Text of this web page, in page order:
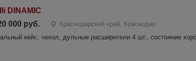
DINAMIC
000 руб.
Краснодарский край, Краснодар
кейс, чехол, дульные расширители 4 шт., состояние